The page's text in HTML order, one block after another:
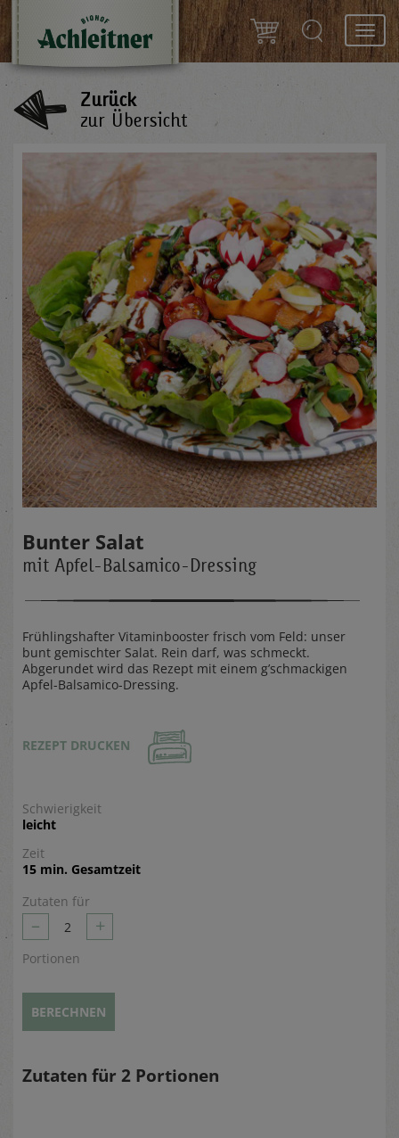
Zurück
zur Übersicht
Bunter Salat
mit Apfel-Balsamico-Dressing
Frühlingshafter Vitaminbooster frisch vom Feld: unser
bunt gemischter Salat. Rein darf, was schmeckt.
Abgerundet wird das Rezept mit einem g’schmackigen
Apfel-Balsamico-Dressing.
REZEPT DRUCKEN
Schwierigkeit
leicht
Zeit
15 min. Gesamtzeit
Zutaten für
– 2 +
Portionen
BERECHNEN
Zutaten für 2 Portionen